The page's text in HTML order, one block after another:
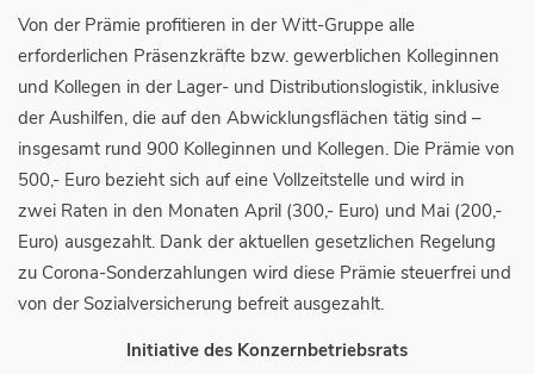
Von der Prämie profitieren in der Witt-Gruppe alle
erforderlichen Präsenzkräfte bzw. gewerblichen Kolleginnen
und Kollegen in der Lager- und Distributionslogistik, inklusive
der Aushilfen, die auf den Abwicklungsflächen tätig sind –
insgesamt rund 900 Kolleginnen und Kollegen. Die Prämie von
500,- Euro bezieht sich auf eine Vollzeitstelle und wird in
zwei Raten in den Monaten April (300,- Euro) und Mai (200,-
Euro) ausgezahlt. Dank der aktuellen gesetzlichen Regelung
zu Corona-Sonderzahlungen wird diese Prämie steuerfrei und
von der Sozialversicherung befreit ausgezahlt.
Initiative des Konzernbetriebsrats